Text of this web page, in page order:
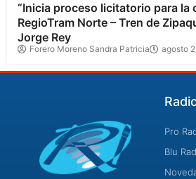
“Inicia proceso licitatorio para la
RegioTram Norte – Tren de
Jorge Rey
Forero Moreno Sandra Patricia agosto
Pro
Blu